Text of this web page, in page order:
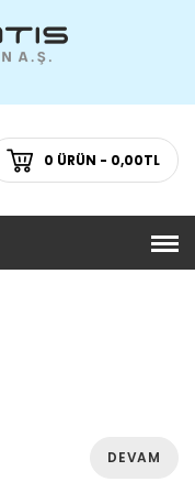
0 ÜRÜN - 0,00TL
DEVAM